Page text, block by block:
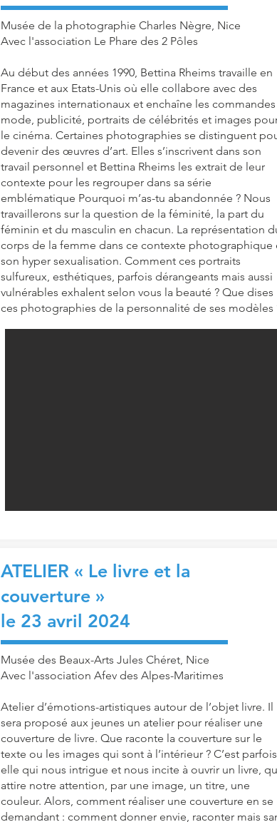
Musée de la photographie Charles Nègre, Nice
Avec l'association Le Phare des 2 Pôles
Au début des années 1990, Bettina Rheims travaille en
France et aux Etats-Unis où elle collabore avec des
magazines internationaux et enchaîne les
mode, publicité, portraits de célébrités et images
le cinéma. Certaines photographies se distinguent
devenir des œuvres d’art. Elles s’inscrivent dans son
travail personnel et Bettina Rheims les extrait de leur
contexte pour les regrouper dans sa série
emblématique Pourquoi m’as-tu abandonnée ? Nous
travaillerons sur la question de la féminité, la part du
féminin et du masculin en chacun. La représentation
corps de la femme dans ce contexte photographique
son hyper sexualisation. Comment ces portraits
sulfureux, esthétiques, parfois dérangeants mais aussi
vulnérables exhalent selon vous la beauté ? Que dises
ces photographies de la personnalité de ses modèles
ATELIER « Le livre et la
couverture »
le 23 avril 2024
Musée des Beaux-Arts Jules Chéret, Nice
Avec l'association Afev des Alpes-Maritimes
Atelier d’émotions-artistiques autour de l’objet livre. Il
sera proposé aux jeunes un atelier pour réaliser une
couverture de livre. Que raconte la couverture sur le
texte ou les images qui sont à l’intérieur ? C’est parfois
elle qui nous intrigue et nous incite à ouvrir un livre,
attire notre attention, par une image, un titre, une
couleur. Alors, comment réaliser une couverture en se
demandant : comment donner envie, raconter mais